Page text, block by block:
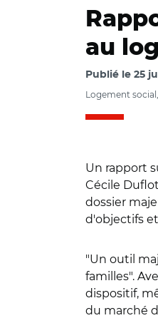
au
Publié le 25
Logement social,
Un rapport
Cécile
dossier
d'objectifs
"Un outil
familles".
dispositif,
du marché